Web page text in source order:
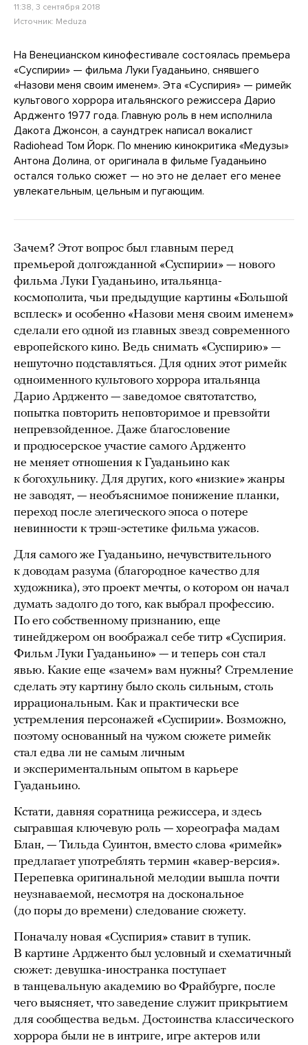
11:38, 3 сентября 2018
Источник: Meduza
На Венецианском кинофестивале состоялась премьера
«Суспирии» — фильма Луки Гуаданьино, снявшего
«Назови меня своим именем». Эта «Суспирия» — римейк
культового хоррора итальянского режиссера Дарио
Ардженто 1977 года. Главную роль в нем исполнила
Дакота Джонсон, а саундтрек написал вокалист
Radiohead Том Йорк. По мнению кинокритика «Медузы»
Антона Долина, от оригинала в фильме Гуаданьино
остался только сюжет — но это не делает его менее
увлекательным, цельным и пугающим.
Зачем? Этот вопрос был главным перед
премьерой долгожданной «Суспирии» — нового
фильма Луки Гуаданьино, итальянца-
космополита, чьи предыдущие картины «Большой
всплеск» и особенно «Назови меня своим именем»
сделали его одной из главных звезд современного
европейского кино. Ведь снимать «Суспирию» —
нешуточно подставляться. Для одних этот римейк
одноименного культового хоррора итальянца
Дарио Ардженто — заведомое святотатство,
попытка повторить неповторимое и превзойти
непревзойденное. Даже благословение
и продюсерское участие самого Ардженто
не меняет отношения к Гуаданьино как
к богохульнику. Для других, кого «низкие» жанры
не заводят, — необъяснимое понижение планки,
переход после элегического эпоса о потере
невинности к трэш-эстетике фильма ужасов.
Для самого же Гуаданьино, нечувствительного
к доводам разума (благородное качество для
художника), это проект мечты, о котором он начал
думать задолго до того, как выбрал профессию.
По его собственному признанию, еще
тинейджером он воображал себе титр «Суспирия.
Фильм Луки Гуаданьино» — и теперь сон стал
явью. Какие еще «зачем» вам нужны? Стремление
сделать эту картину было сколь сильным, столь
иррациональным. Как и практически все
устремления персонажей «Суспирии». Возможно,
поэтому основанный на чужом сюжете римейк
стал едва ли не самым личным
и экспериментальным опытом в карьере
Гуаданьино.
Кстати, давняя соратница режиссера, и здесь
сыгравшая ключевую роль — хореографа мадам
Блан, — Тильда Суинтон, вместо слова «римейк»
предлагает употреблять термин «кавер-версия».
Перепевка оригинальной мелодии вышла почти
неузнаваемой, несмотря на доскональное
(до поры до времени) следование сюжету.
Поначалу новая «Суспирия» ставит в тупик.
В картине Ардженто был условный и схематичный
сюжет: девушка-иностранка поступает
в танцевальную академию во Фрайбурге, после
чего выясняет, что заведение служит прикрытием
для сообщества ведьм. Достоинства классического
хоррора были не в интриге, игре актеров или